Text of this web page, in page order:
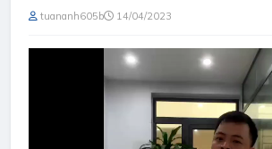
tuananh605b 14/04/2023